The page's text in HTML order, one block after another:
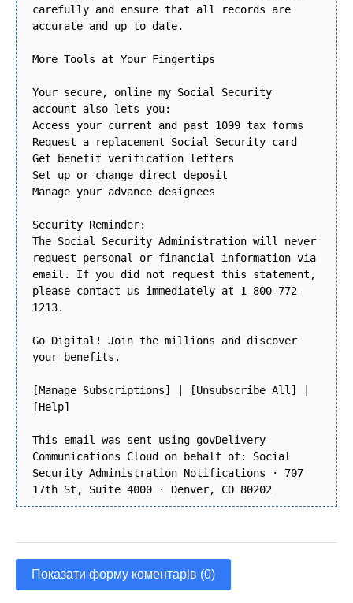
carefully and ensure that all records are
accurate and up to date.
More Tools at Your Fingertips
Your secure, online my Social Security
account also lets you:
Access your current and past 1099 tax forms
Request a replacement Social Security card
Get benefit verification letters
Set up or change direct deposit
Manage your advance designees
Security Reminder:
The Social Security Administration will never
request personal or financial information via
email. If you did not request this statement,
please contact us immediately at 1-800-772-
1213.
Go Digital! Join the millions and discover
your benefits.
[Manage Subscriptions] | [Unsubscribe All] |
[Help]
This email was sent using govDelivery
Communications Cloud on behalf of: Social
Security Administration Notifications · 707
17th St, Suite 4000 · Denver, CO 80202
Показати форму коментарів (0)